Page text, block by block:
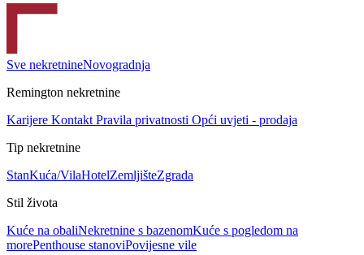
Sve nekretnineNovogradnja
Remington nekretnine
Karijere Kontakt Pravila privatnosti Opći uvjeti - prodaja
Tip nekretnine
StanKuća/VilaHotelZemljišteZgrada
Stil života
Kuće na obaliNekretnine s bazenomKuće s pogledom na
morePenthouse stanoviPovijesne vile